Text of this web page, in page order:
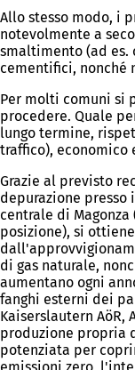
Allo stesso modo, i
notevolmente a
smaltimento (ad es.
cementifici, nonché
Per molti comuni si
procedere. Quale
lungo termine,
traffico), economico
Grazie al previsto
depurazione
centrale di
posizione), si
di gas naturale,
aumentano ogni
fanghi esterni dei
Kaiserslautern AöR,
produzione propria
potenziata per